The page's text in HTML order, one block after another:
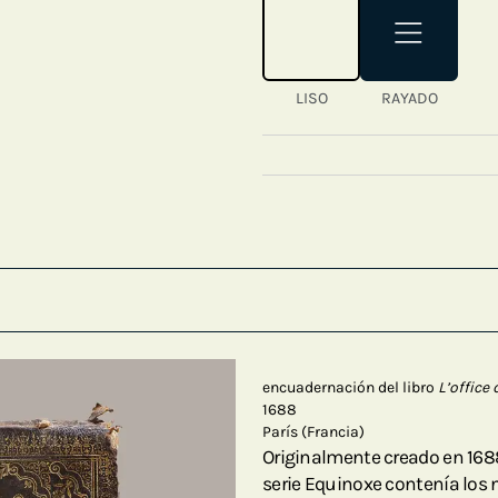
LISO RAYADO
encuadernación del libro L’office
1688
París (Francia)
Originalmente creado en
serie Equinoxe contenía los